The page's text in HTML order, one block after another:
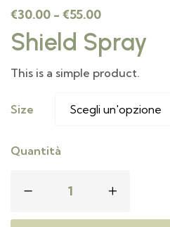
€30.00 - €55.00
Shield Spray
This is a simple product.
Size
Quantità